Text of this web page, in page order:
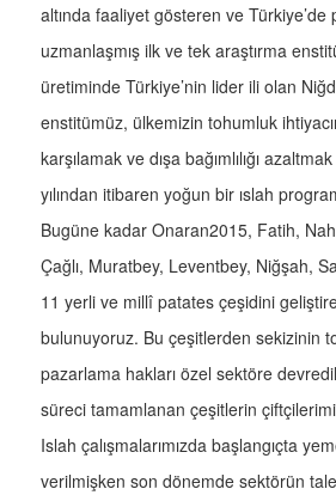
altında faaliyet gösteren ve
uzmanlaşmış ilk ve tek araştırma
üretiminde Türkiye’nin lider ili olan
enstitümüz, ülkemizin tohumluk
karşılamak ve dışa bağımlılığı
yılından itibaren yoğun bir ıslah
Bugüne kadar Onaran2015, Fatih,
Çağlı, Muratbey, Leventbey, Niğşah,
11 yerli ve millî patates çeşidini
bulunuyoruz. Bu çeşitlerden sekizinin
pazarlama hakları özel sektöre
süreci tamamlanan çeşitlerin
Islah çalışmalarımızda başlangıçta
verilmişken son dönemde sektörün